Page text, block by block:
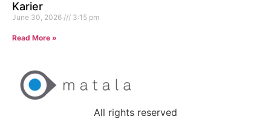
Karier
June 30, 2026 3:15 pm
Read More »
All rights reserved